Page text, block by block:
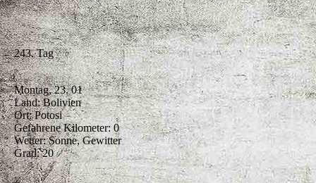
243. Tag
Montag, 23. 01
Land: Bolivien
Ort: Potosi
Gefahrene Kilometer: 0
Wetter: Sonne, Gewitter
Grad: 20